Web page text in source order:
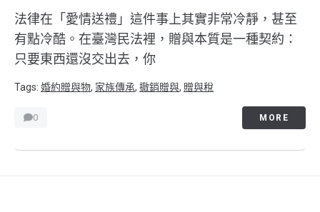
法律在「愛情送禮」這件事上其實非常冷靜，甚至
有點冷酷。在臺灣民法裡，贈與本質是一種契約：
只要東西還沒交出去，你
Tags: 婚約贈與物, 家族傳承, 撤銷贈與, 贈與稅
0 MORE